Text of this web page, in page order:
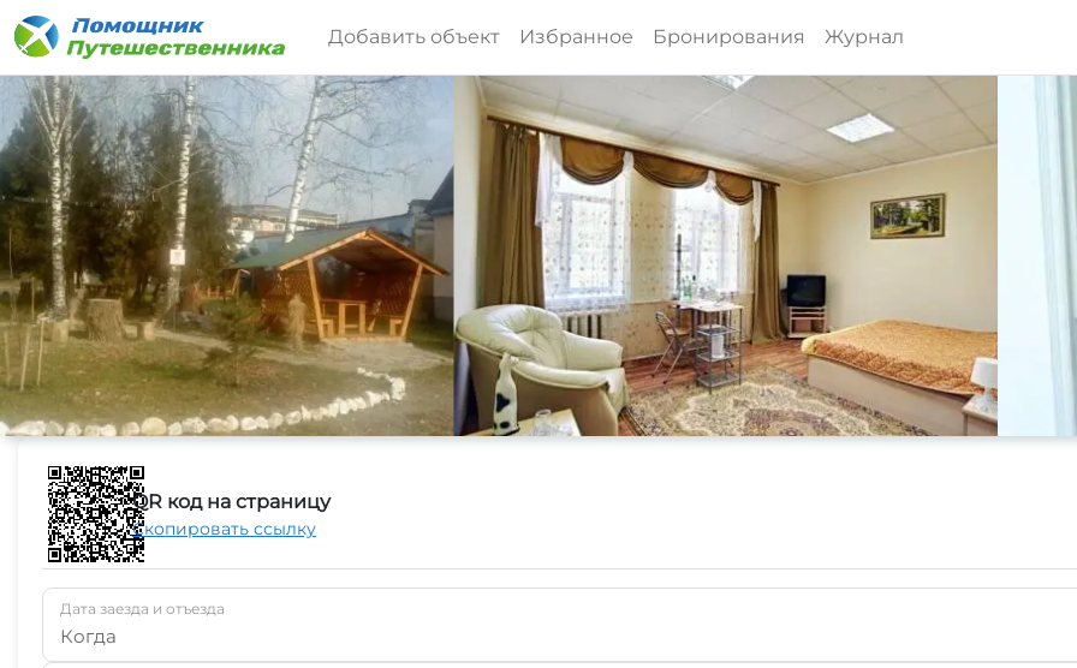
Добавить объект Избранное Бронирования Журнал
QR код на страницу
Скопировать ссылку
Дата заезда и отъезда
Когда